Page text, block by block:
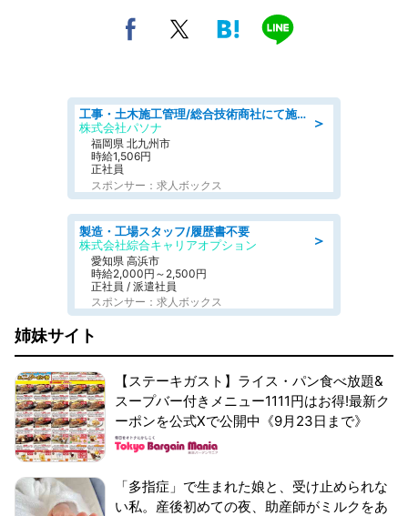
＞
工事・土木施工管理/総合技術商社にて施工管理のお仕事/即日勤務可/車通勤可/工事・土木施工管理/生産・品質管理
株式会社パソナ
福岡県 北九州市
時給1,506円
正社員
スポンサー：求人ボックス
＞
製造・工場スタッフ/履歴書不要
株式会社綜合キャリアオプション
愛知県 高浜市
時給2,000円～2,500円
正社員 / 派遣社員
スポンサー：求人ボックス
姉妹サイト
【ステーキガスト】ライス・パン食べ放題&
スープバー付きメニュー1111円はお得!最新ク
ーポンを公式Xで公開中《9月23日まで》
「多指症」で生まれた娘と、受け止められな
い私。産後初めての夜、助産師がミルクをあ